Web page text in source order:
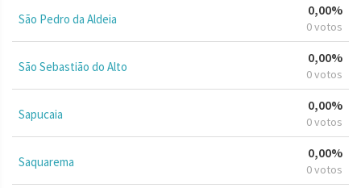
São Pedro da Aldeia
0,00%
0 votos
São Sebastião do Alto
0,00%
0 votos
Sapucaia
0,00%
0 votos
Saquarema
0,00%
0 votos